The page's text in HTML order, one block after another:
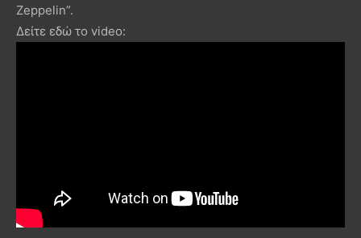
Zeppelin”.
Δείτε εδώ το video: